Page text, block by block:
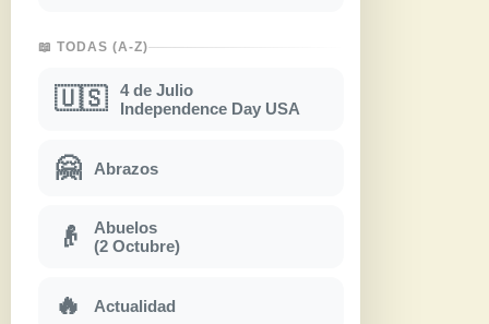
📖 TODAS (A-Z)
🇺🇸
4 de Julio
Independence Day USA
🤗 Abrazos
👴
Abuelos
(2 Octubre)
🔥 Actualidad